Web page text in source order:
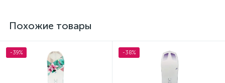
Похожие товары
-39% -38%